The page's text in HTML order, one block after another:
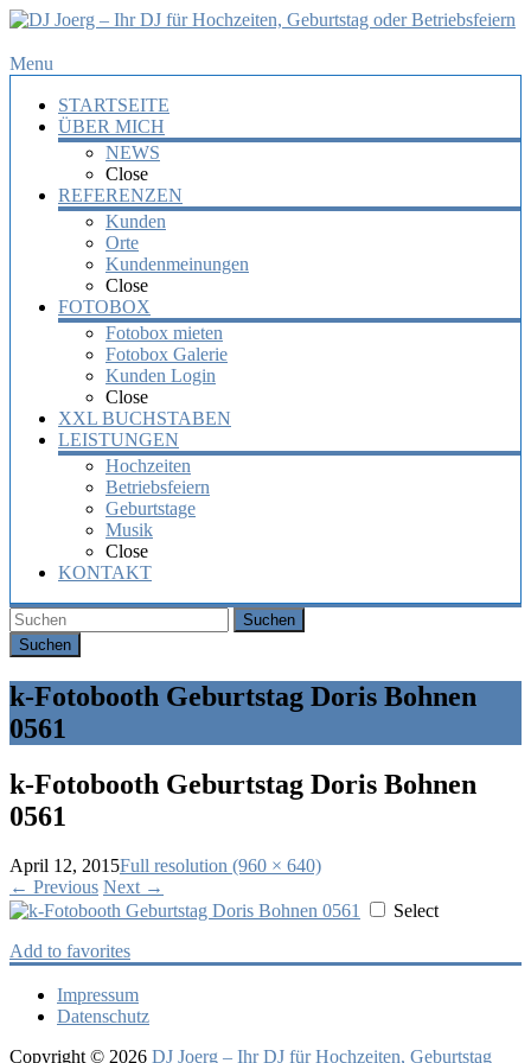
DJ
Hochzeiten,
Geburtstag
Betriebsfeiern
Geburtstag
oder
Firmenfeier.
Menu
STARTSEITE
ÜBER MICH
NEWS
Close
REFERENZEN
Kunden
Orte
Kundenmeinungen
Close
FOTOBOX
Fotobox mieten
Fotobox Galerie
Kunden Login
Close
XXL BUCHSTABEN
LEISTUNGEN
Hochzeiten
Betriebsfeiern
Geburtstage
Musik
Close
KONTAKT
Suchen
k-Fotobooth Geburtstag Doris Bohnen
0561
k-Fotobooth Geburtstag Doris Bohnen
0561
April 12, 2015Full resolution (960 × 640)
← Previous Next →
Select
Add to favorites
Impressum
Datenschutz
Copyright © 2026 DJ Joerg – Ihr DJ für Hochzeiten, Geburtstag